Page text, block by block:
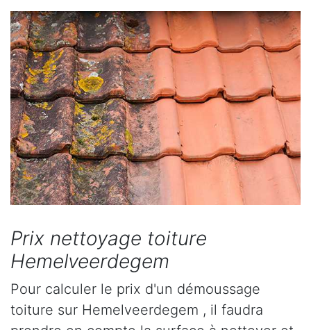
Prix nettoyage toiture
Hemelveerdegem
Pour calculer le prix d'un démoussage
toiture sur Hemelveerdegem , il faudra